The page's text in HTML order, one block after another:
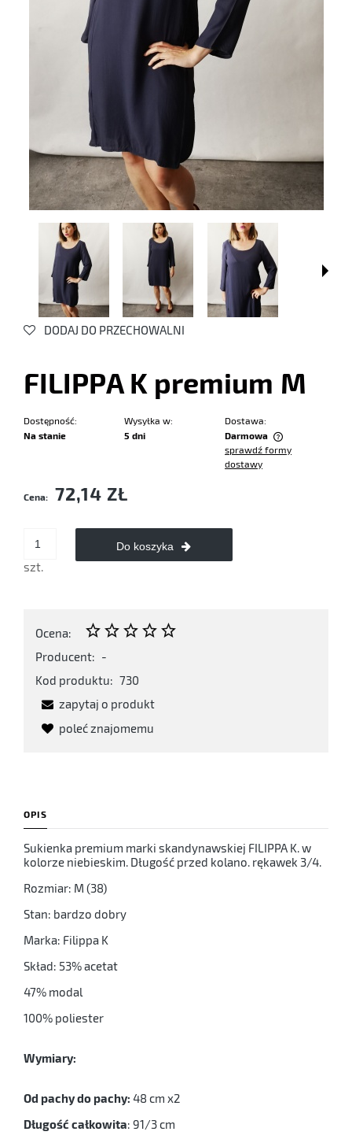
DODAJ DO PRZECHOWALNI
FILIPPA K premium M
Dostępność:
Na stanie
Wysyłka w:
5 dni
Dostawa:
Darmowa
Cena nie zawiera ewentualnych kosztów płatności
sprawdź formy
dostawy
Cena: 72,14 ZŁ
szt.
Do koszyka
Ocena:
Producent: -
Kod produktu: 730
zapytaj o produkt
poleć znajomemu
OPIS
Sukienka premium marki skandynawskiej FILIPPA K. w
kolorze niebieskim. Długość przed kolano. rękawek 3/4.
Rozmiar: M (38)
Stan: bardzo dobry
Marka: Filippa K
Skład: 53% acetat
47% modal
100% poliester
Wymiary:
Od pachy do pachy: 48 cm x2
Długość całkowita: 91/3 cm